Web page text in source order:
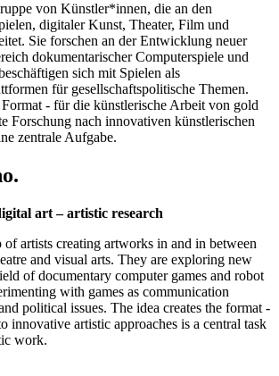
von Künstler*innen, die an den
digitaler Kunst, Theater, Film und
Sie forschen an der Entwicklung neuer
dokumentarischer Computerspiele und
sich mit Spielen als
für gesellschaftspolitische Themen.
- für die künstlerische Arbeit von gold
Forschung nach innovativen künstlerischen
zentrale Aufgabe.
art – artistic research
of artists creating artworks in and in between
and visual arts. They are exploring new
of documentary computer games and robot
with games as communication
political issues. The idea creates the format -
innovative artistic approaches is a central task
work.